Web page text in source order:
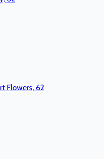
Flowers, 62